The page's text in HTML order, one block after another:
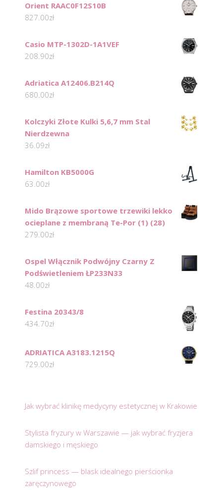
Orient RAAC0F12S10B
827.00zł
Casio MTP-1302D-1A1VEF
208.90zł
Adriatica A12406.B214Q
680.00zł
Kolczyki Złote Kulki 5,6,7 mm Stal
Nierdzewna
36.09zł
Hamilton KB5000G
63.00zł
Mido Brązowe sportowe trzewiki lekko
ocieplane z membraną Te-Por (1) (28)
279.00zł
Ospel Włącznik Podwójny Czarny Z
Podświetleniem ŁP233N33
48.00zł
Festina 20343/8
434.70zł
ADRIATICA A3183.1215Q
729.00zł
Jak wybrać klinikę medycyny estetycznej w Krakowie
Stylista fryzury w Warszawie — jak wybrać fryzjera
damskiego i męskiego
Szlif princess — blask idealnego pierścionka
zaręczynowego